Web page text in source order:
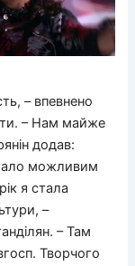
– впевнено
– Нам майже
додав:
можливим
я стала
–
– Там
Творчого